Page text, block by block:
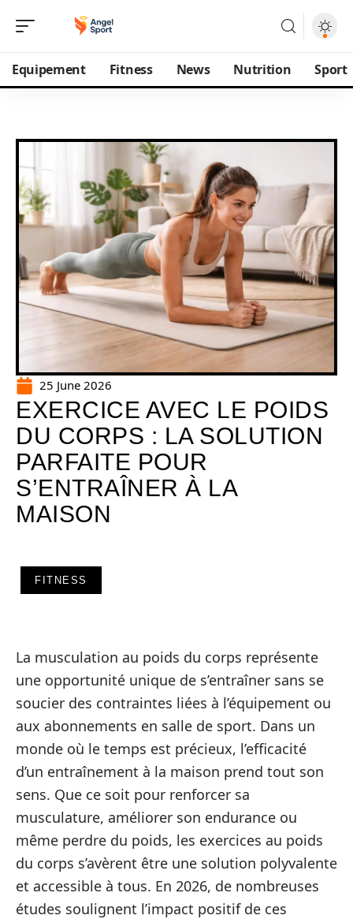
Equipement Fitness News Nutrition Sport
25 June 2026
EXERCICE AVEC LE POIDS
DU CORPS : LA SOLUTION
PARFAITE POUR
S’ENTRAÎNER À LA
MAISON
FITNESS
La musculation au poids du corps représente
une opportunité unique de s’entraîner sans se
soucier des contraintes liées à l’équipement ou
aux abonnements en salle de sport. Dans un
monde où le temps est précieux, l’efficacité
d’un entraînement à la maison prend tout son
sens. Que ce soit pour renforcer sa
musculature, améliorer son endurance ou
même perdre du poids, les exercices au poids
du corps s’avèrent être une solution polyvalente
et accessible à tous. En 2026, de nombreuses
études soulignent l’impact positif de ces